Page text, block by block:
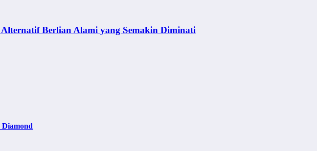
Berlian Alami yang Semakin Diminati
Diamond